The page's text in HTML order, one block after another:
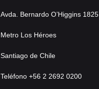
Avda. Bernardo O’Higgins 1825
Metro Los Héroes
Santiago de Chile
Teléfono +56 2 2692 0200